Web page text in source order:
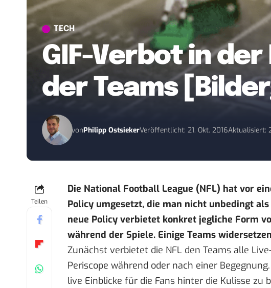
TECH
GIF-Verbot in der
der Teams
vonPhilipp OstsiekerVeröffentlicht: 21. Okt. 2016Aktualisiert:
Teilen
Die National Football League (NFL) hat vor
Policy umgesetzt, die man nicht unbedingt
neue Policy verbietet konkret jegliche Form
während der Spiele. Einige Teams
Zunächst verbietet die NFL den Teams alle
Periscope während oder nach einer
live Einblicke für die Fans hinter die Kulisse